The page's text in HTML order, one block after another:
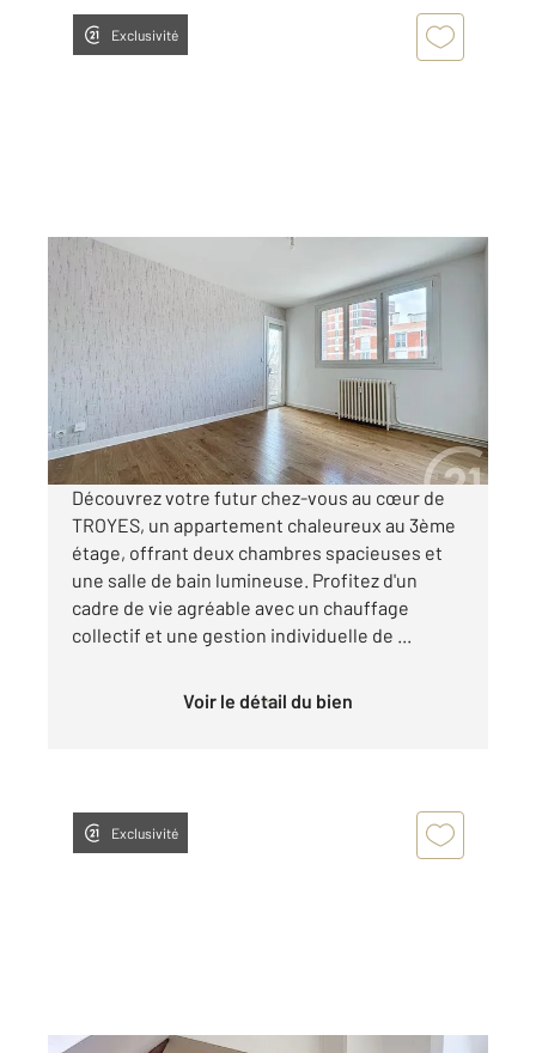
Exclusivité
TROYES 10
54 m
2 , 3 pièces
Ref : 72068
Appartement F3 à louer
566 €
par mois charges comprises
Découvrez votre futur chez-vous au cœur de
TROYES, un appartement chaleureux au 3ème
étage, offrant deux chambres spacieuses et
une salle de bain lumineuse. Profitez d'un
cadre de vie agréable avec un chauffage
collectif et une gestion individuelle de ...
Voir le détail du bien
Exclusivité